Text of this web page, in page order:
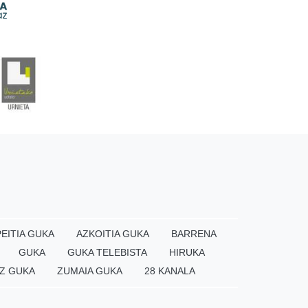
GUKA AZKOITIA GUKA
BARRENA
GUKA GUKA TELEBISTA
HIRUKA
GUKA ZUMAIA GUKA 28 KANALA